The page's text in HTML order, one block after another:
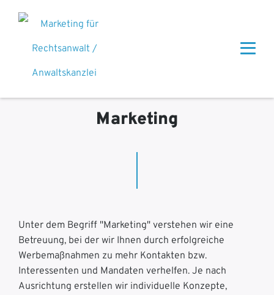
Marketing
Unter dem Begriff "Marketing" verstehen wir eine
Betreuung, bei der wir Ihnen durch erfolgreiche
Werbemaßnahmen zu mehr Kontakten bzw.
Interessenten und Mandaten verhelfen. Je nach
Ausrichtung erstellen wir individuelle Konzepte,